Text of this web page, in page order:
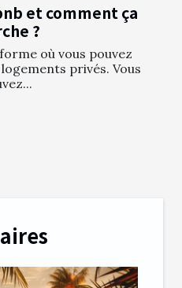
et comment ça
?
où vous pouvez
privés. Vous